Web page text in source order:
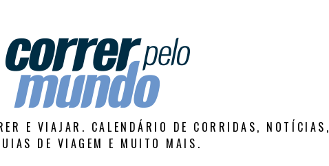
E VIAJAR. CALENDÁRIO DE CORRIDAS, NOTÍCIAS,
DE VIAGEM E MUITO MAIS.